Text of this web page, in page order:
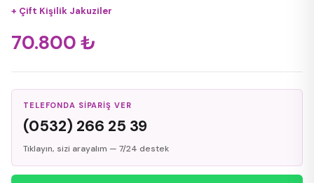
+ Çift Kişilik Jakuziler
70.800 ₺
TELEFONDA SIPARIŞ VER
(0532) 266 25 39
Tıklayın, sizi arayalım — 7/24 destek